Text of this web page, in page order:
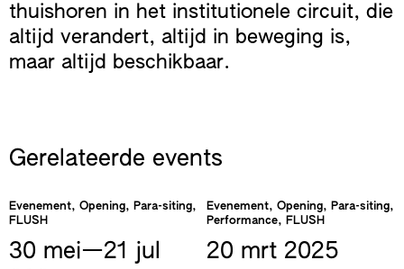
thuishoren in het institutionele circuit, die
altijd verandert, altijd in beweging is,
maar altijd beschikbaar.
Gerelateerde events
Evenement, Opening, Para-siting,
FLUSH
30 mei—​21 jul
Evenement, Opening, Para-siting,
Performance, FLUSH
20 mrt 2025